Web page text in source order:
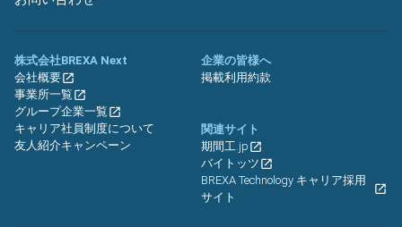
株式会社BREXA Next
会社概要
事業所一覧
グループ企業一覧
キャリア社員制度について
友人紹介キャンペーン
企業の皆様へ
掲載利用約款
関連サイト
期間工.jp
バイトッツ
BREXA Technology キャリア採用
サイト